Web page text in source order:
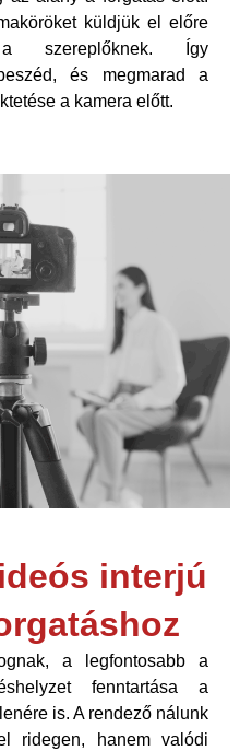
küldjük el előre
a szereplőknek. Így
és megmarad a
a kamera előtt.
interjú
a legfontosabb a
fenntartása a
is. A rendező nálunk
ridegen, hanem valódi